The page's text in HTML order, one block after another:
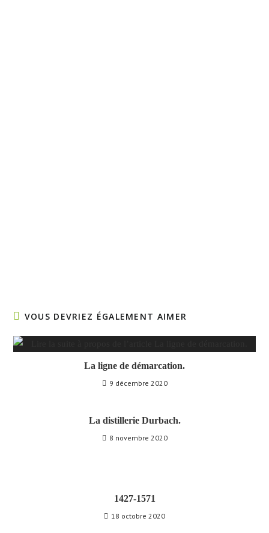
VOUS DEVRIEZ ÉGALEMENT AIMER
La ligne de démarcation.
9 décembre 2020
La distillerie Durbach.
8 novembre 2020
1427-1571
18 octobre 2020